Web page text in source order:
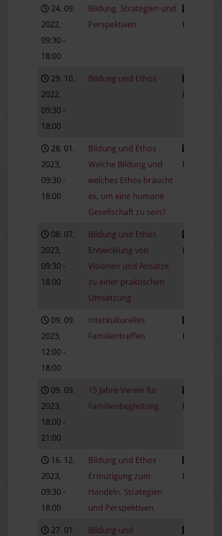
24. 09.
2022,
09:30 -
18:00
Bildung. Strategien und
Perspektiven
Baden
29. 10.
2022,
09:30 -
18:00
Bildung und Ethos
Baden
28. 01.
2023,
09:30 -
18:00
Bildung und Ethos -
Welche Bildung und
welches Ethos braucht
es, um eine humane
Gesellschaft zu sein?
Baden
08. 07.
2023,
09:30 -
18:00
Bildung und Ethos -
Entwicklung von
Visionen und Ansätze
zu einer praktischen
Umsetzung
Baden
09. 09.
2023,
12:00 -
18:00
Interkulturelles
Familientreffen
Baden
09. 09.
2023,
18:00 -
21:00
15 Jahre Verein für
Familienbegleitung
Baden
16. 12.
2023,
09:30 -
18:00
Bildung und Ethos -
Ermutigung zum
Handeln. Strategien
und Perspektiven.
Baden
27. 01.
Bildung und